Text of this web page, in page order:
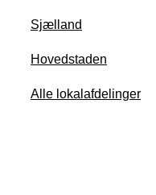
Sjælland
Hovedstaden
Alle lokalafdelinger